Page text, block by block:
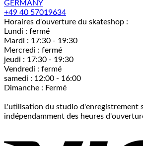
GERMANY
+49 40 57019634
Horaires d'ouverture du skateshop :
Lundi : fermé
Mardi : 17:30 - 19:30
Mercredi : fermé
jeudi : 17:30 - 19:30
Vendredi : fermé
samedi : 12:00 - 16:00
Dimanche : Fermé
L'utilisation du studio d'enregistrement
indépendamment des heures